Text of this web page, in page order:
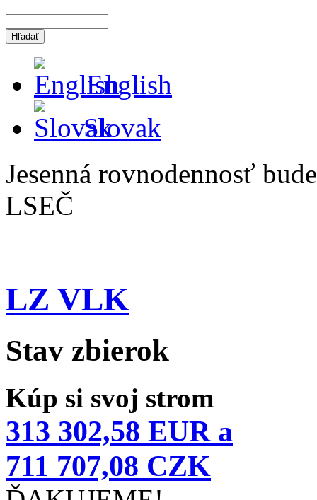
English
Slovak
Jesenná rovnodennosť
LSEČ
LZ VLK
Stav zbierok
Kúp si svoj strom
313 302,58 EUR a
711 707,08 CZK